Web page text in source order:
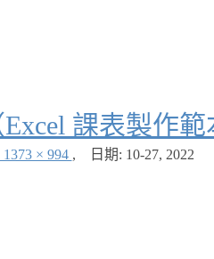
課表製作範
1373 × 994 , 日期: 10-27, 2022